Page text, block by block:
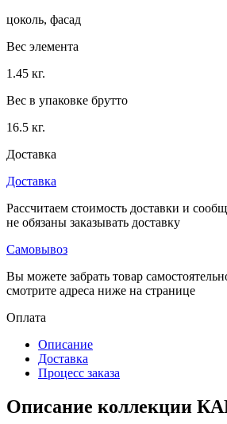
цоколь, фасад
Вес элемента
1.45 кг.
Вес в упаковке брутто
16.5 кг.
Доставка
Доставка
Рассчитаем стоимость доставки и
не обязаны заказывать доставку
Самовывоз
Вы можете забрать товар
смотрите адреса ниже на странице
Оплата
Описание
Доставка
Процесс заказа
Описание коллекции